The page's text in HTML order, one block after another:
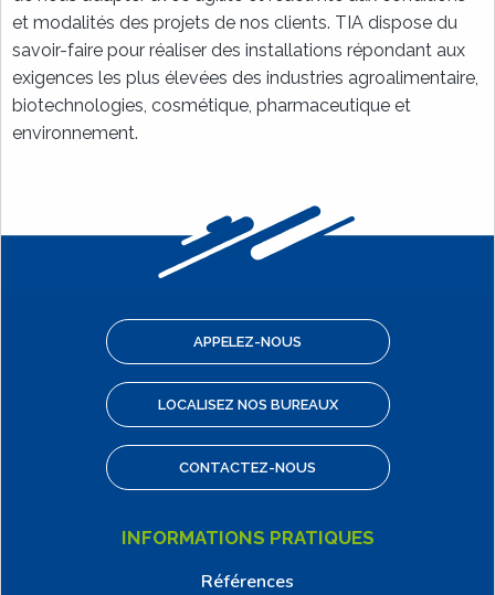
et modalités des projets de nos clients. TIA dispose du
savoir-faire pour réaliser des installations répondant aux
exigences les plus élevées des industries agroalimentaire,
biotechnologies, cosmétique, pharmaceutique et
environnement.
APPELEZ-NOUS
LOCALISEZ NOS BUREAUX
CONTACTEZ-NOUS
INFORMATIONS PRATIQUES
Références